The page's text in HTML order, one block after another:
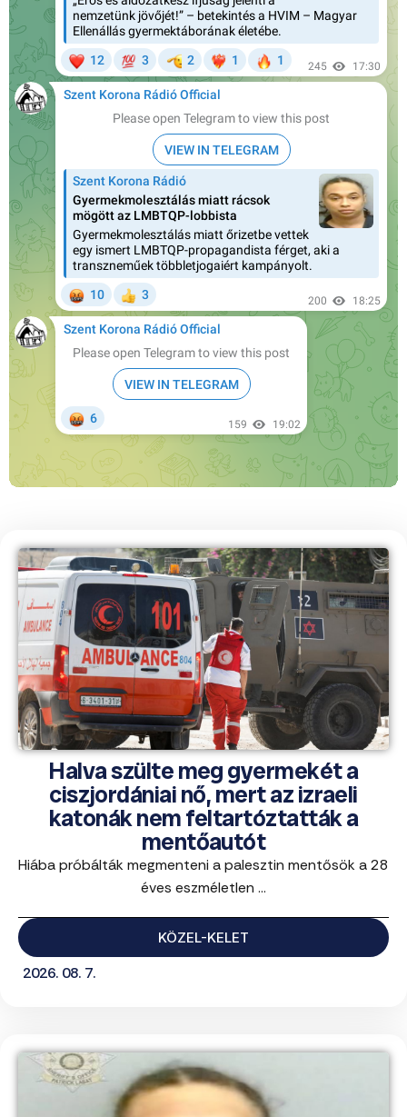
Halva szülte meg gyermekét a
ciszjordániai nő, mert az izraeli
katonák nem feltartóztatták a
mentőautót
Hiába próbálták megmenteni a palesztin mentősök a 28
éves eszméletlen ...
KÖZEL-KELET
2026. 08. 7.